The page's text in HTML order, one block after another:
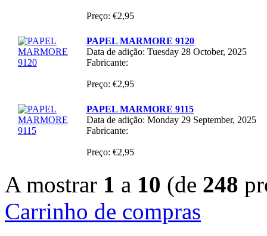
Preço: €2,95
PAPEL MARMORE 9120
Data de adição: Tuesday 28 October, 2025
Fabricante:
Preço: €2,95
PAPEL MARMORE 9115
Data de adição: Monday 29 September, 2025
Fabricante:
Preço: €2,95
A mostrar 1 a 10 (de 248
Carrinho de compras